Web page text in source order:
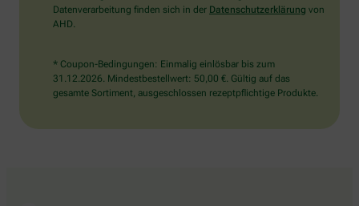
gesamte Sortiment, ausgeschlossen rezeptpflichtige Produkte.